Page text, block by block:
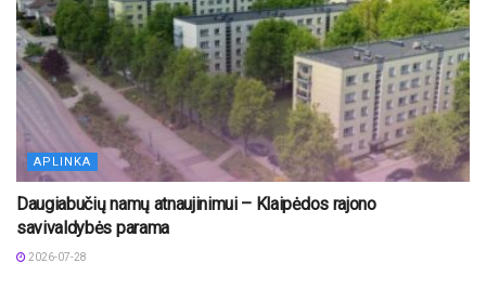
APLINKA
Daugiabučių namų atnaujinimui – Klaipėdos rajono
savivaldybės parama
2026-07-28